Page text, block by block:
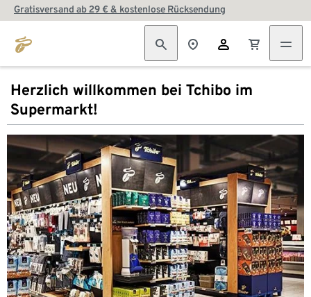
Gratisversand ab 29 € & kostenlose Rücksendung
Herzlich willkommen bei Tchibo im
Supermarkt!